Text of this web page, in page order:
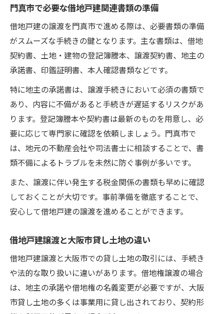
門真市で必要な借地戸建関連書類の準備
借地戸建の譲渡を門真市で進める際は、必要書類の準備
がスムーズな手続きの鍵となります。主な書類は、借地
契約書、土地・建物の登記簿謄本、譲渡契約書、地主の
承諾書、印鑑証明書、本人確認書類などです。
特に地主の承諾書は、譲渡手続きにおいて必須の書類で
あり、内容に不備があると手続きが遅延するリスクがあ
ります。登記簿謄本や契約書は最新のものを用意し、必
要に応じて専門家に確認を依頼しましょう。門真市で
は、地元の不動産会社や司法書士に相談することで、書
類不備によるトラブルを未然に防ぐ事例が多いです。
また、譲渡に伴い発生する税金関係の書類も早めに確認
しておくことが大切です。事前準備を徹底することで、
安心して借地戸建の譲渡を進めることができます。
借地戸建譲渡と大阪市貸し土地の違い
借地戸建譲渡と大阪市での貸し土地の取引には、手続き
や法的な取り扱いに違いがあります。借地権譲渡の場合
は、地主の承諾や借地権の名義変更が必要ですが、大阪
市貸し土地の多くは事業用に貸し出されており、契約形